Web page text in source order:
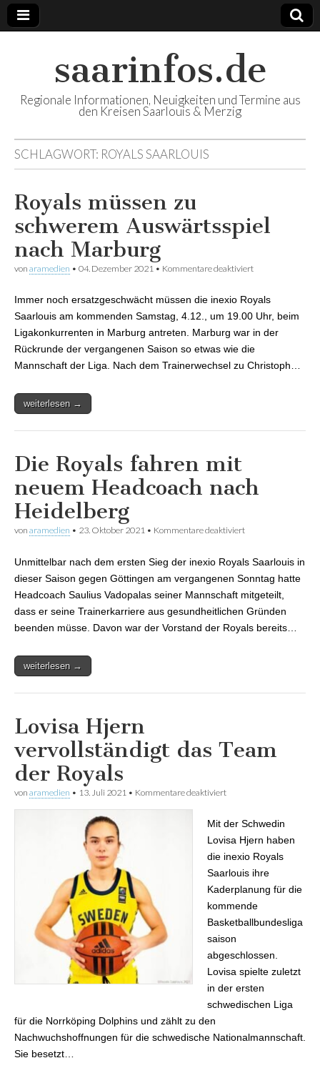
saarinfos.de
Regionale Informationen, Neuigkeiten und Termine aus
den Kreisen Saarlouis & Merzig
SCHLAGWORT: ROYALS SAARLOUIS
Royals müssen zu
schwerem Auswärtsspiel
nach Marburg
von aramedien • 04. Dezember 2021 • Kommentare deaktiviert
Auswärtsspiel
nach Marburg
Immer noch ersatzgeschwächt müssen die inexio Royals
Saarlouis am kommenden Samstag, 4.12., um 19.00 Uhr, beim
Ligakonkurrenten in Marburg antreten. Marburg war in der
Rückrunde der vergangenen Saison so etwas wie die
Mannschaft der Liga. Nach dem Trainerwechsel zu Christoph…
weiterlesen →
Die Royals fahren mit
neuem Headcoach nach
Heidelberg
von aramedien • 23. Oktober 2021 • Kommentare deaktiviert
Heidelberg
Unmittelbar nach dem ersten Sieg der inexio Royals Saarlouis in
dieser Saison gegen Göttingen am vergangenen Sonntag hatte
Headcoach Saulius Vadopalas seiner Mannschaft mitgeteilt,
dass er seine Trainerkarriere aus gesundheitlichen Gründen
beenden müsse. Davon war der Vorstand der Royals bereits…
weiterlesen →
Lovisa Hjern
vervollständigt das Team
der Royals
von aramedien • 13. Juli 2021 • Kommentare deaktiviert
Mit der Schwedin
Lovisa Hjern haben
die inexio Royals
Saarlouis ihre
Kaderplanung für die
kommende
Basketballbundesliga
saison
abgeschlossen.
Lovisa spielte zuletzt
in der ersten
schwedischen Liga
für die Norrköping Dolphins und zählt zu den
Nachwuchshoffnungen für die schwedische Nationalmannschaft.
Sie besetzt…